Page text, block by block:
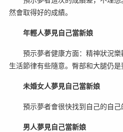
然會取得好的成績。
年輕人夢見自己當新娘
預示夢者健康方面：精神狀況
生活節律有些隨意。臀部和大腿仍是
未婚女人夢見自己當新娘
預示夢者會很快找到自己的自己
男人夢見自己當新娘